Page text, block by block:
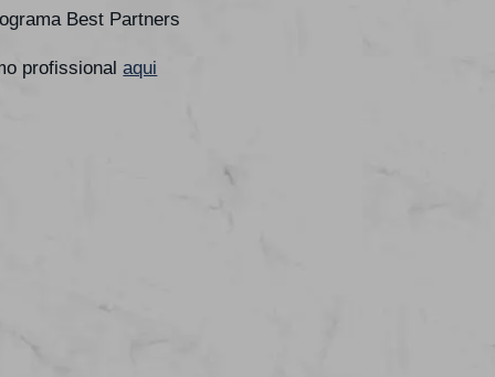
Best Partners
profissionalaqui